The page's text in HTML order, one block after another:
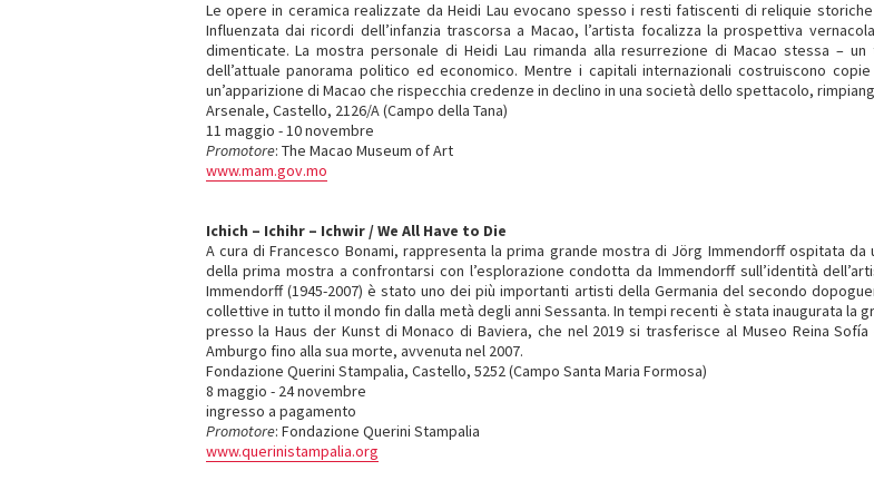
Le opere in ceramica realizzate da Heidi Lau evocano spesso i resti fatiscenti di reliquie
Influenzata dai ricordi dell’infanzia trascorsa a Macao, l’artista focalizza la prospettiva
dimenticate. La mostra personale di Heidi Lau rimanda alla resurrezione di Macao stessa –
dell’attuale panorama politico ed economico. Mentre i capitali internazionali costruiscono
un’apparizione di Macao che rispecchia credenze in declino in una società dello spettacolo,
Arsenale, Castello, 2126/A (Campo della Tana)
11 maggio - 10 novembre
Promotore: The Macao Museum of Art
www.mam.gov.mo
Ichich – Ichihr – Ichwir / We All Have to Die
A cura di Francesco Bonami, rappresenta la prima grande mostra di Jörg Immendorff ospitata
della prima mostra a confrontarsi con l’esplorazione condotta da Immendorff sull’identità
Immendorff (1945-2007) è stato uno dei più importanti artisti della Germania del secondo
collettive in tutto il mondo fin dalla metà degli anni Sessanta. In tempi recenti è stata inaugurata la
presso la Haus der Kunst di Monaco di Baviera, che nel 2019 si trasferisce al Museo Reina
Amburgo fino alla sua morte, avvenuta nel 2007.
Fondazione Querini Stampalia, Castello, 5252 (Campo Santa Maria Formosa)
8 maggio - 24 novembre
ingresso a pagamento
Promotore: Fondazione Querini Stampalia
www.querinistampalia.org